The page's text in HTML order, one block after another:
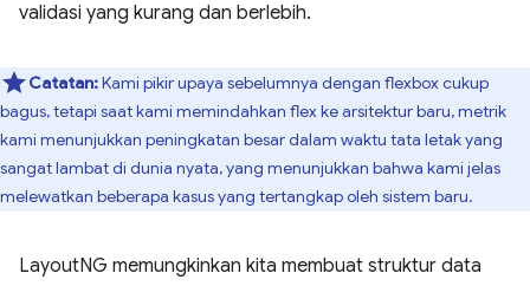
validasi yang kurang dan berlebih.
Catatan:Kami pikir upaya sebelumnya dengan flexbox cukup
bagus, tetapi saat kami memindahkan flex ke arsitektur baru, metrik
kami menunjukkan peningkatan besar dalam waktu tata letak yang
sangat lambat di dunia nyata, yang menunjukkan bahwa kami jelas
melewatkan beberapa kasus yang tertangkap oleh sistem baru.
LayoutNG memungkinkan kita membuat struktur data